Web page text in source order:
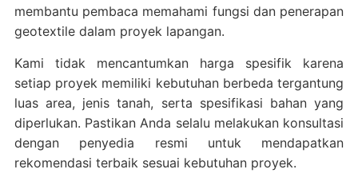
membantu pembaca memahami fungsi dan penerapan
geotextile dalam proyek lapangan.
Kami tidak mencantumkan harga spesifik karena
setiap proyek memiliki kebutuhan berbeda tergantung
luas area, jenis tanah, serta spesifikasi bahan yang
diperlukan. Pastikan Anda selalu melakukan konsultasi
dengan penyedia resmi untuk mendapatkan
rekomendasi terbaik sesuai kebutuhan proyek.